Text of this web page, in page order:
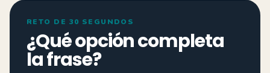
RETO DE 30 SEGUNDOS
¿Qué opción completa
la frase?